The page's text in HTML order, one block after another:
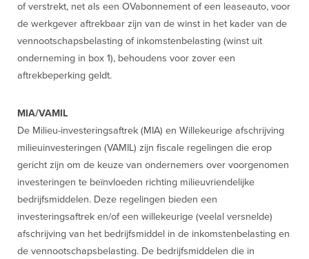
of verstrekt, net als een OVabonnement of een leaseauto, voor
de werkgever aftrekbaar zijn van de winst in het kader van de
vennootschapsbelasting of inkomstenbelasting (winst uit
onderneming in box 1), behoudens voor zover een
aftrekbeperking geldt.
MIA/VAMIL
De Milieu-investeringsaftrek (MIA) en Willekeurige afschrijving
milieuinvesteringen (VAMIL) zijn fiscale regelingen die erop
gericht zijn om de keuze van ondernemers over voorgenomen
investeringen te beïnvloeden richting milieuvriendelijke
bedrijfsmiddelen. Deze regelingen bieden een
investeringsaftrek en/of een willekeurige (veelal versnelde)
afschrijving van het bedrijfsmiddel in de inkomstenbelasting en
de vennootschapsbelasting. De bedrijfsmiddelen die in